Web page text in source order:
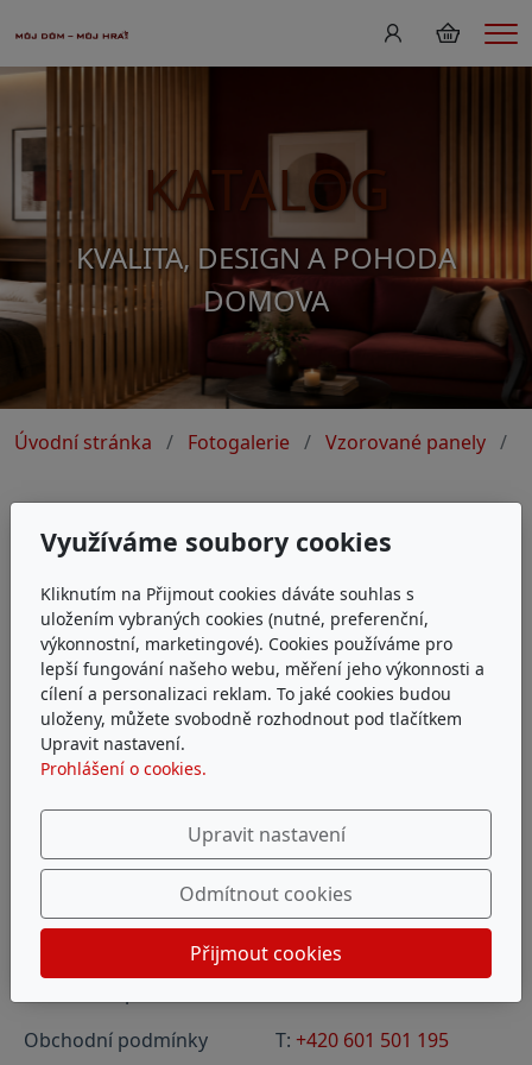
KATALOG
KVALITA, DESIGN A POHODA
DOMOVA
Úvodní stránka Fotogalerie Vzorované panely
vzory
Obchodní podmínky
T: +420 601 501 195
Využíváme soubory cookies
Kliknutím na Přijmout cookies dáváte souhlas s
uložením vybraných cookies (nutné, preferenční,
výkonnostní, marketingové). Cookies používáme pro
lepší fungování našeho webu, měření jeho výkonnosti a
cílení a personalizaci reklam. To jaké cookies budou
uloženy, můžete svobodně rozhodnout pod tlačítkem
Upravit nastavení.
Prohlášení o cookies.
Upravit nastavení
Odmítnout cookies
Přijmout cookies